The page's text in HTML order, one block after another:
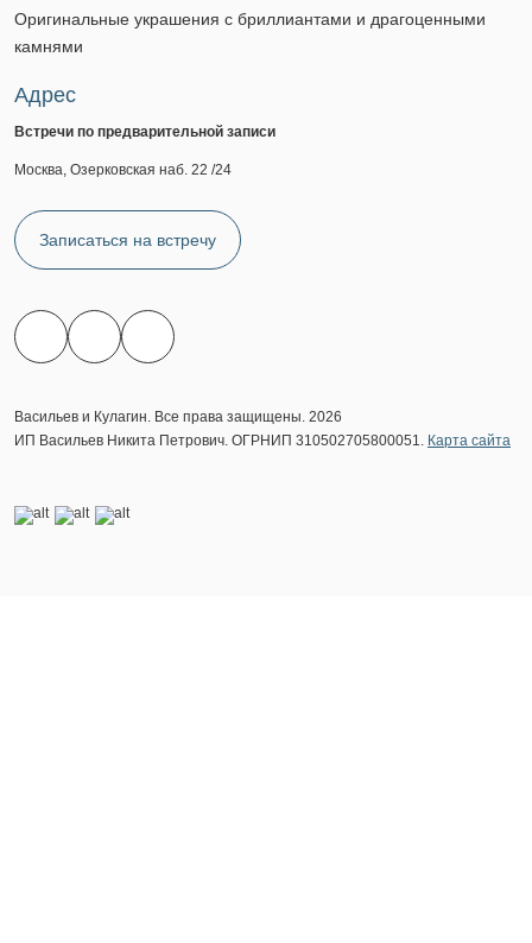
Оригинальные украшения с бриллиантами и драгоценными
камнями
Адрес
Встречи по предварительной записи
Москва, Озерковская наб. 22 /24
Записаться на встречу
Васильев и Кулагин. Все права защищены. 2026
ИП Васильев Никита Петрович. ОГРНИП 310502705800051. Карта сайта